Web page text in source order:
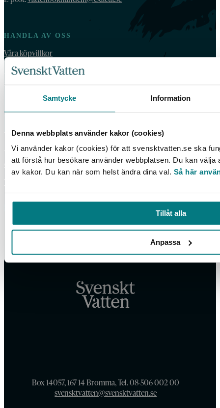
Samtycke Information
Denna webbplats använder kakor (cookies)
Vi använder kakor (cookies) för att svensktvatten.se ska
att förstå hur besökare använder webbplatsen. Du kan välja
av kakor. Du kan när som helst ändra dina val. Så här
Tillåt alla
Anpassa
HANDLA AV OSS
Våra köpvillkor
For orders outside Sweden and Norway, please order by email:
Vattenbokhandeln ägs och drivs av Svenskt Vatten.
Vi behandlar dina personuppgifter enligt Svenskt Vattens
dataskyddspolicy.
Tillgänglighetsredogörelse
Box 14057, 167 14 Bromma, Tel. 08-506 002 00
svensktvatten@svensktvatten.se